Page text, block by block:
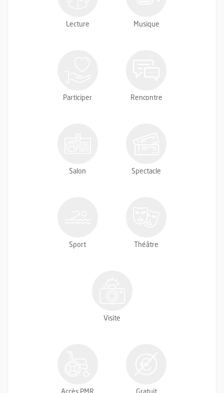
Lecture Musique
Participer Rencontre
Salon Spectacle
Sport Théâtre
Visite